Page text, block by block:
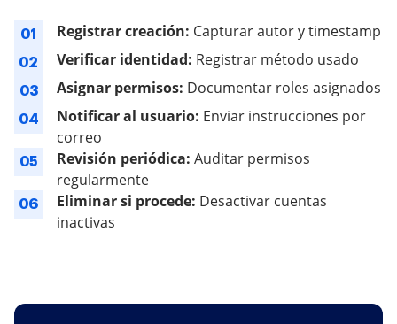
01 Registrar creación: Capturar autor y timestamp
02 Verificar identidad: Registrar método usado
03 Asignar permisos: Documentar roles asignados
04 Notificar al usuario: Enviar instrucciones por
correo
05 Revisión periódica: Auditar permisos
regularmente
06 Eliminar si procede: Desactivar cuentas
inactivas